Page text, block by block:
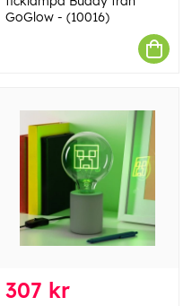
GoGlow - (10016)
307 kr